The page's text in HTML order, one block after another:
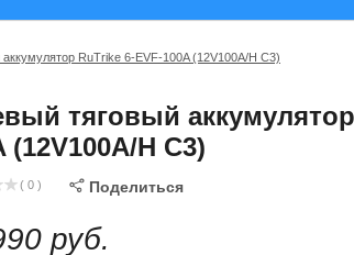
аккумулятор RuTrike 6-EVF-100A (12V100A/H C3)
тяговый
(12V100A/H C3)
( 0 )  Поделиться
руб.